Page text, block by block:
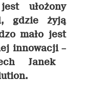
ułożony
gdzie żyją
mało jest
innowacji –
Janek